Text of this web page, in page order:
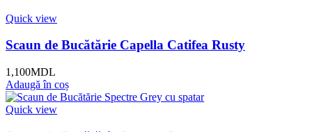
Quick view
Scaun de Bucătărie Capella Catifea Rusty
1,100MDL
Adaugă în coș
Quick view